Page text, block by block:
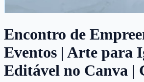
Encontro de
Eventos | Arte para
Editável no Canva |